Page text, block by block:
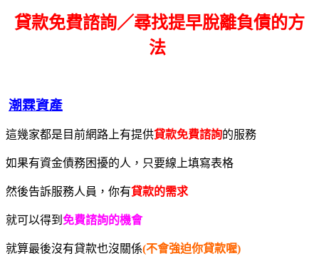
貸款免費諮詢／尋找提早脫離負債的方
法
潮霖資產
這幾家都是目前網路上有提供貸款免費諮詢的服務
如果有資金債務困擾的人，只要線上填寫表格
然後告訴服務人員，你有貸款的需求
就可以得到 免費諮詢的機會
就算最後沒有貸款也沒關係(不會強迫你貸款喔)